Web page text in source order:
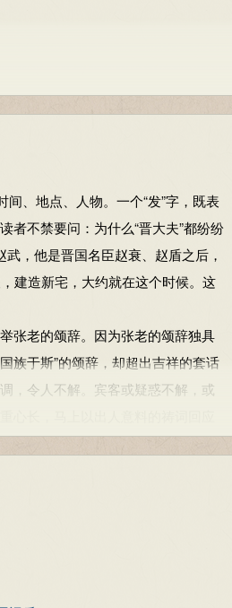
立场。
、地点、人物。一个“发”字，既表
者不禁要问：为什么“晋大夫”都纷纷
，他是晋国名臣赵衰、赵盾之后，
建造新宅，大约就在这个时候。这
张老的颂辞。因为张老的颂辞独具
族于斯”的颂辞，却超出吉祥的套话
，令人不解。宾客或疑惑不解，或
心长，马上以出人意料的祷词回应
事晋侯有功勋，到赵衰、赵盾父
公父）姊为夫人。就在这一年，晋
是本篇所记的文子，也就是有名
本篇所记赵武筑新室成，当是复位